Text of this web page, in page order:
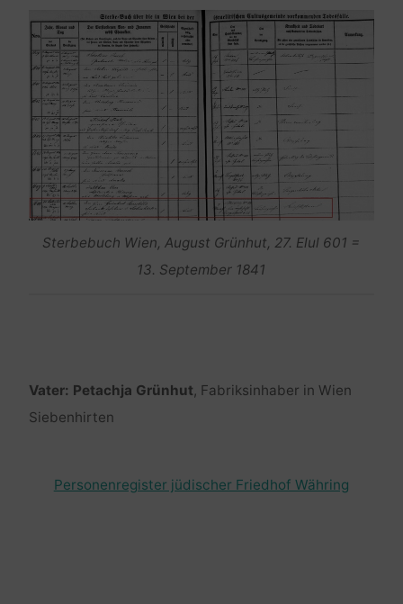
Sterbebuch Wien, August Grünhut, 27. Elul 601 =
13. September 1841
Vater: Petachja Grünhut, Fabriksinhaber in Wien
Siebenhirten
Personenregister jüdischer Friedhof Währing